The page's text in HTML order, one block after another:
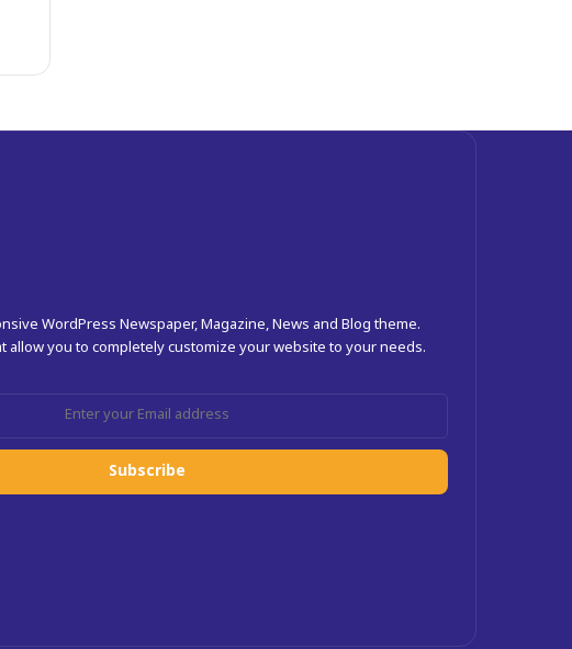
WordPress Newspaper, Magazine, News and Blog theme.
allow you to completely customize your website to your needs.